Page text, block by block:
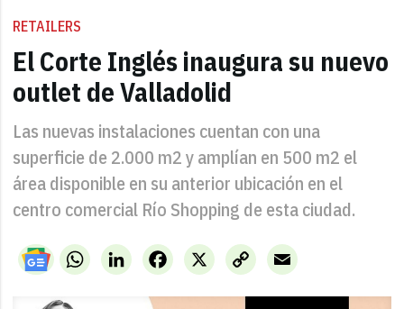
RETAILERS
El Corte Inglés inaugura su nuevo
outlet de Valladolid
Las nuevas instalaciones cuentan con una
superficie de 2.000 m2 y amplían en 500 m2 el
área disponible en su anterior ubicación en el
centro comercial Río Shopping de esta ciudad.
WhatsAppLinkedIn X
Facebook
Copy
Link
Email